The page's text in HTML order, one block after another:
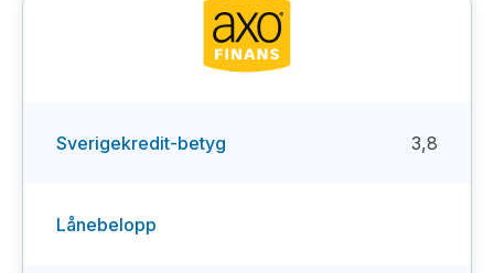
Sverigekredit-betyg 3,8
Lånebelopp